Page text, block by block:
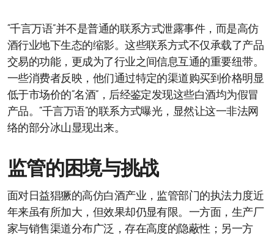
“千言万语”并不是普通的联系方式泄露事件，而是高仿
酒行业地下生态的缩影。这些联系方式不仅承载了产品
交易的功能，更成为了行业之间信息互通的重要纽带。
一些消费者反映，他们通过特定的渠道购买到价格明显
低于市场价的“名酒”，后经鉴定发现这些白酒均为假冒
产品。“千言万语”的联系方式曝光，显然让这一非法网
络的部分冰山显现出来。
监管的困境与挑战
面对日益猖獗的高仿白酒产业，监管部门的执法力度近
年来虽有所加大，但效果却仍显有限。一方面，生产厂
家与销售渠道分布广泛，存在高度的隐蔽性；另一方